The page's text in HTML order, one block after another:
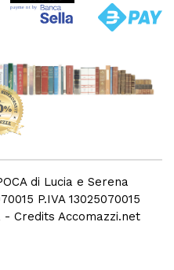
di Lucia e Serena
P.IVA 13025070015
- Credits Accomazzi.net